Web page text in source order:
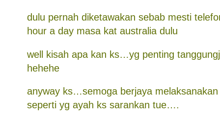
dulu pernah diketawakan sebab mesti
hour a day masa kat australia dulu
well kisah apa kan ks…yg penting
hehehe
anyway ks…semoga berjaya
seperti yg ayah ks sarankan tue….